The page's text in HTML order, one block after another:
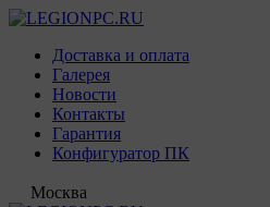
Доставка и оплата
Галерея
Новости
Контакты
Гарантия
Конфигуратор ПК
Москва